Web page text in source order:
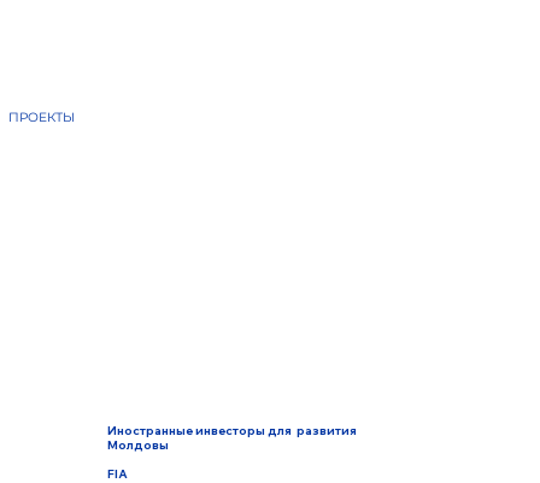
ПРОЕКТЫ
Иностранные инвесторы для развития
Молдовы
FIA